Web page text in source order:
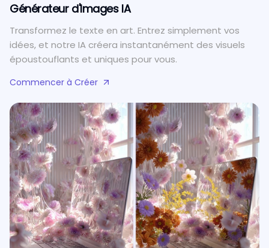
Générateur d'Images IA
Transformez le texte en art. Entrez simplement vos
idées, et notre IA créera instantanément des visuels
époustouflants et uniques pour vous.
Commencer à Créer